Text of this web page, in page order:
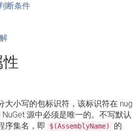
断条件
性
大小写的包标识符，该标识符在 nug
源中必须是唯一的。不写默认
序集名，即
$(AssemblyName)
的